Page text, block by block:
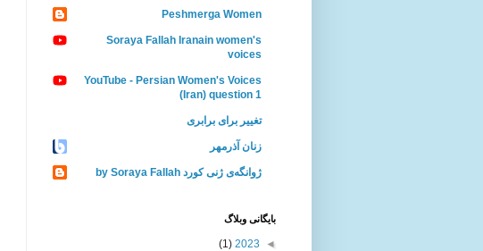
Peshmerga Women
Soraya Fallah Iranain women's
voices
YouTube - Persian Women's Voices
(Iran) question 1
تغییر برای برابری
زنان آذرمهر
ژوانگه‌ی ژنی كورد by Soraya Fallah
بايگانی وبلاگ
◄
2023
(1)